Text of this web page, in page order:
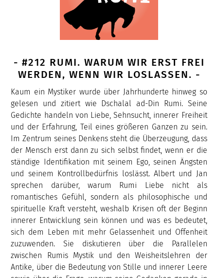
- #212 RUMI. WARUM WIR ERST FREI
WERDEN, WENN WIR LOSLASSEN. -
Kaum ein Mystiker wurde über Jahrhunderte hinweg so
gelesen und zitiert wie Dschalal ad-Din Rumi. Seine
Gedichte handeln von Liebe, Sehnsucht, innerer Freiheit
und der Erfahrung, Teil eines größeren Ganzen zu sein.
Im Zentrum seines Denkens steht die Überzeugung, dass
der Mensch erst dann zu sich selbst findet, wenn er die
ständige Identifikation mit seinem Ego, seinen Ängsten
und seinem Kontrollbedürfnis loslässt. Albert und Jan
sprechen darüber, warum Rumi Liebe nicht als
romantisches Gefühl, sondern als philosophische und
spirituelle Kraft versteht, weshalb Krisen oft der Beginn
innerer Entwicklung sein können und was es bedeutet,
sich dem Leben mit mehr Gelassenheit und Offenheit
zuzuwenden. Sie diskutieren über die Parallelen
zwischen Rumis Mystik und den Weisheitslehren der
Antike, über die Bedeutung von Stille und innerer Leere